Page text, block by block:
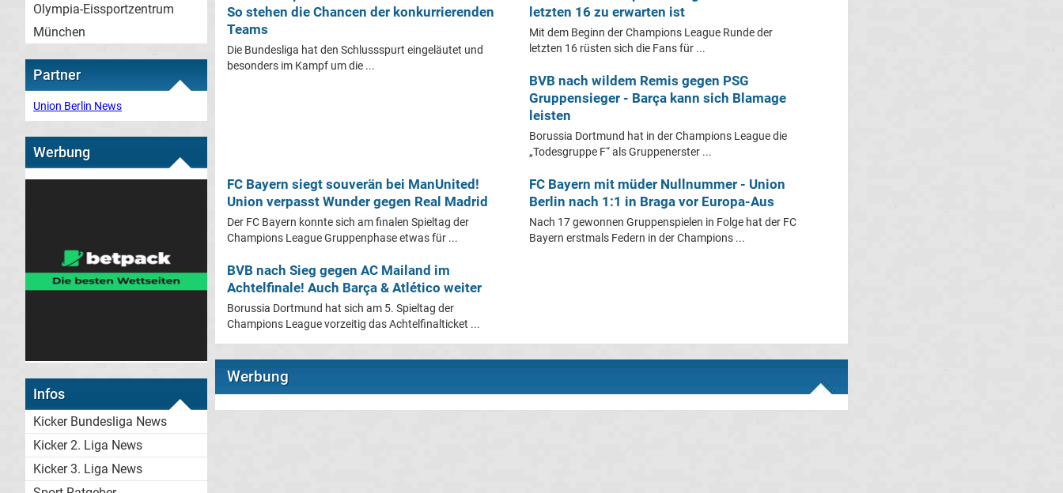
Olympia-Eissportzentrum
München
Partner
Union Berlin News
Werbung
Infos
Kicker Bundesliga News
Kicker 2. Liga News
Kicker 3. Liga News
So stehen die Chancen der konkurrierenden
Teams
Die Bundesliga hat den Schlussspurt eingeläutet und
besonders im Kampf um die ...
letzten 16 zu erwarten ist
Mit dem Beginn der Champions League Runde der
letzten 16 rüsten sich die Fans für ...
BVB nach wildem Remis gegen PSG
Gruppensieger - Barça kann sich Blamage
leisten
Borussia Dortmund hat in der Champions League die
„Todesgruppe F“ als Gruppenerster ...
FC Bayern siegt souverän bei ManUnited!
Union verpasst Wunder gegen Real Madrid
Der FC Bayern konnte sich am finalen Spieltag der
Champions League Gruppenphase etwas für ...
FC Bayern mit müder Nullnummer - Union
Berlin nach 1:1 in Braga vor Europa-Aus
Nach 17 gewonnen Gruppenspielen in Folge hat der FC
Bayern erstmals Federn in der Champions ...
BVB nach Sieg gegen AC Mailand im
Achtelfinale! Auch Barça & Atlético weiter
Borussia Dortmund hat sich am 5. Spieltag der
Champions League vorzeitig das Achtelfinalticket ...
Werbung